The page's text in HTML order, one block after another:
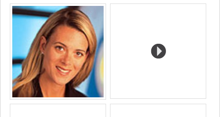
web
de
l’unité
de
recherche
Twitter
Médias